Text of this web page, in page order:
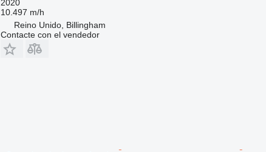
2020
10.497 m/h
Reino Unido, Billingham
Contacte con el vendedor